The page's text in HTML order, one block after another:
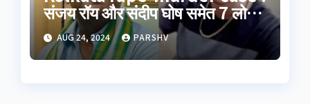
संजय रॉय और संदीप घोष समेत 7 लोगों
का पॉलीग्राफ टेस्ट जारी
AUG 24, 2024 PARSHV